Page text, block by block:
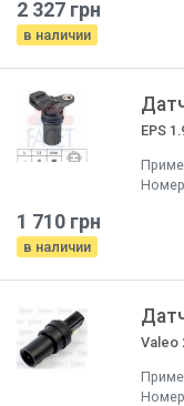
2 327 грн
в наличии
EPS
1 710 грн
в наличии
Valeo